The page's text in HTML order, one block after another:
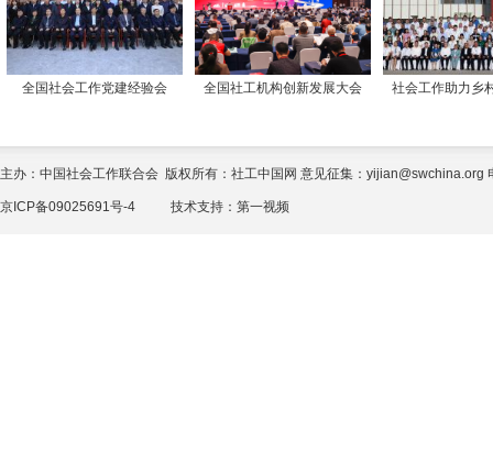
全国社会工作党建经验会 全国社工机构创新发展大会 社会工作助力乡
主办：中国社会工作联合会 版权所有：社工中国网 意见征集：yijian@swchina.org
京ICP备09025691号-4 技术支持： 第一视频